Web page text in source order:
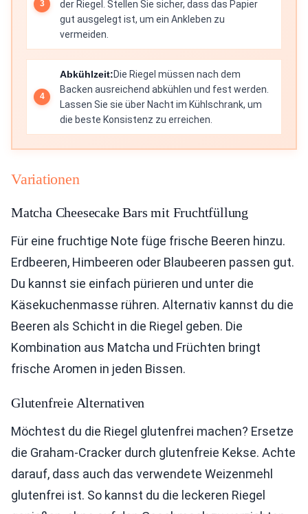
der Riegel. Stellen Sie sicher, dass das Papier
gut ausgelegt ist, um ein Ankleben zu
vermeiden.
Abkühlzeit:Die Riegel müssen nach dem
Backen ausreichend abkühlen und fest werden.
Lassen Sie sie über Nacht im Kühlschrank, um
die beste Konsistenz zu erreichen.
Variationen
Matcha Cheesecake Bars mit Fruchtfüllung
Für eine fruchtige Note füge frische Beeren hinzu.
Erdbeeren, Himbeeren oder Blaubeeren passen gut.
Du kannst sie einfach pürieren und unter die
Käsekuchenmasse rühren. Alternativ kannst du die
Beeren als Schicht in die Riegel geben. Die
Kombination aus Matcha und Früchten bringt
frische Aromen in jeden Bissen.
Glutenfreie Alternativen
Möchtest du die Riegel glutenfrei machen? Ersetze
die Graham-Cracker durch glutenfreie Kekse. Achte
darauf, dass auch das verwendete Weizenmehl
glutenfrei ist. So kannst du die leckeren Riegel